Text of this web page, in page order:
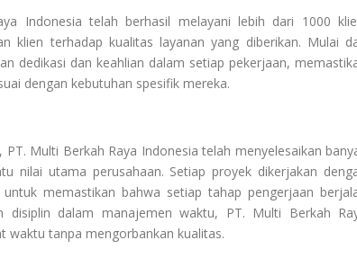
Indonesia telah berhasil melayani lebih dari 1000
klien terhadap kualitas layanan yang diberikan. Mulai
dedikasi dan keahlian dalam setiap pekerjaan,
dengan kebutuhan spesifik mereka.
Multi Berkah Raya Indonesia telah menyelesaikan
nilai utama perusahaan. Setiap proyek dikerjakan
memastikan bahwa setiap tahap pengerjaan
dalam manajemen waktu, PT. Multi Berkah
waktu tanpa mengorbankan kualitas.